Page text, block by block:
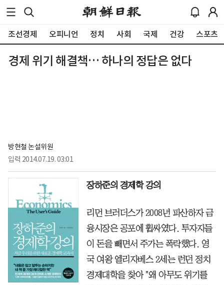
조선경제 오피니언 정치 사회 국제 건강 스포츠
경제 위기 해결책… 하나의 정답은 없다
방현철 논설위원
입력 2014.07.19. 03:01
장하준의 경제학 강의
리먼 브러더스가 2008년 파산하자 금
융시장은 공포에 휩싸였다. 투자자들
이 돈을 빼면서 주가는 폭락했다. 영
국 여왕 엘리자베스 2세는 런던 정치
경제대학을 찾아 "왜 아무도 위기를